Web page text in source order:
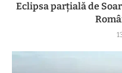
Eclipsa parțială de